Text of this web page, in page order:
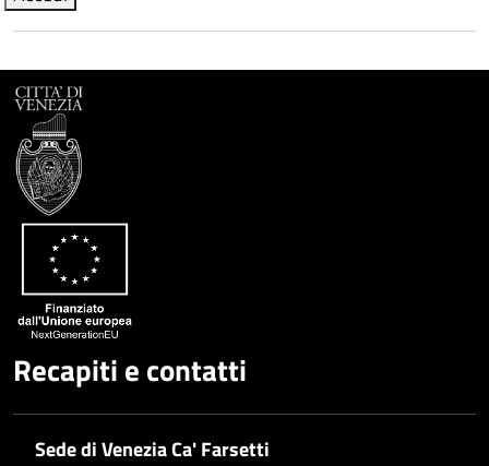
Recapiti e contatti
Sede di Venezia Ca' Farsetti